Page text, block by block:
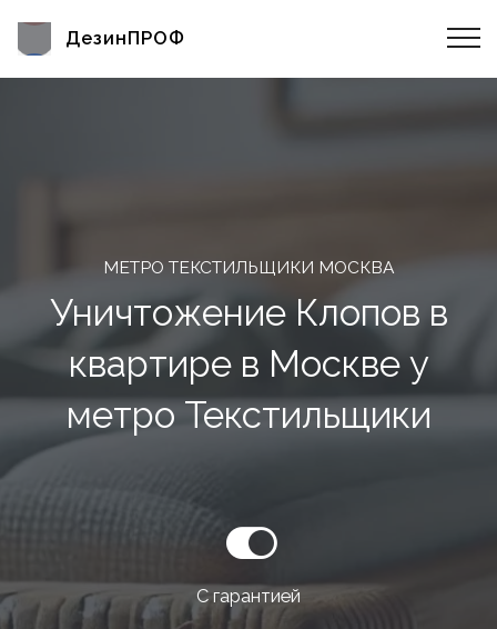
ДезинПРОФ
МЕТРО ТЕКСТИЛЬЩИКИ МОСКВА
Уничтожение Клопов в
квартире в Москве у
метро Текстильщики
С гарантией